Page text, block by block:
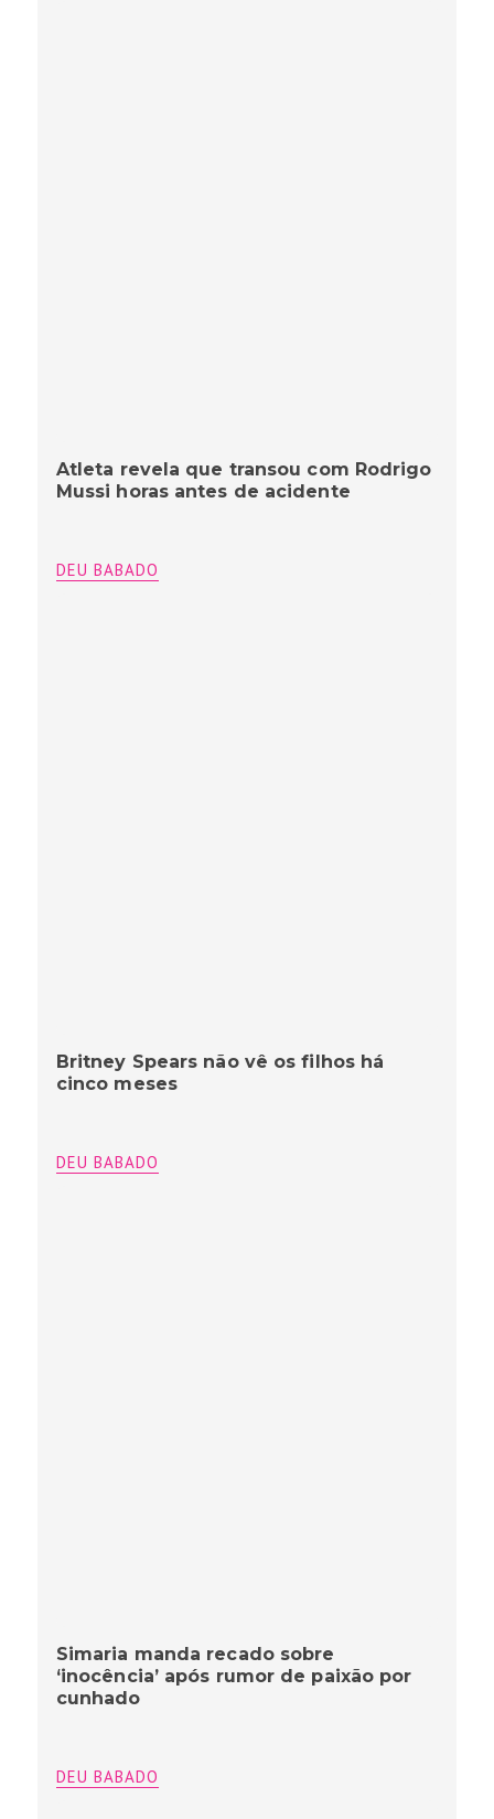
Atleta revela que transou com Rodrigo
Mussi horas antes de acidente
DEU BABADO
Britney Spears não vê os filhos há
cinco meses
DEU BABADO
Simaria manda recado sobre
‘inocência’ após rumor de paixão por
cunhado
DEU BABADO